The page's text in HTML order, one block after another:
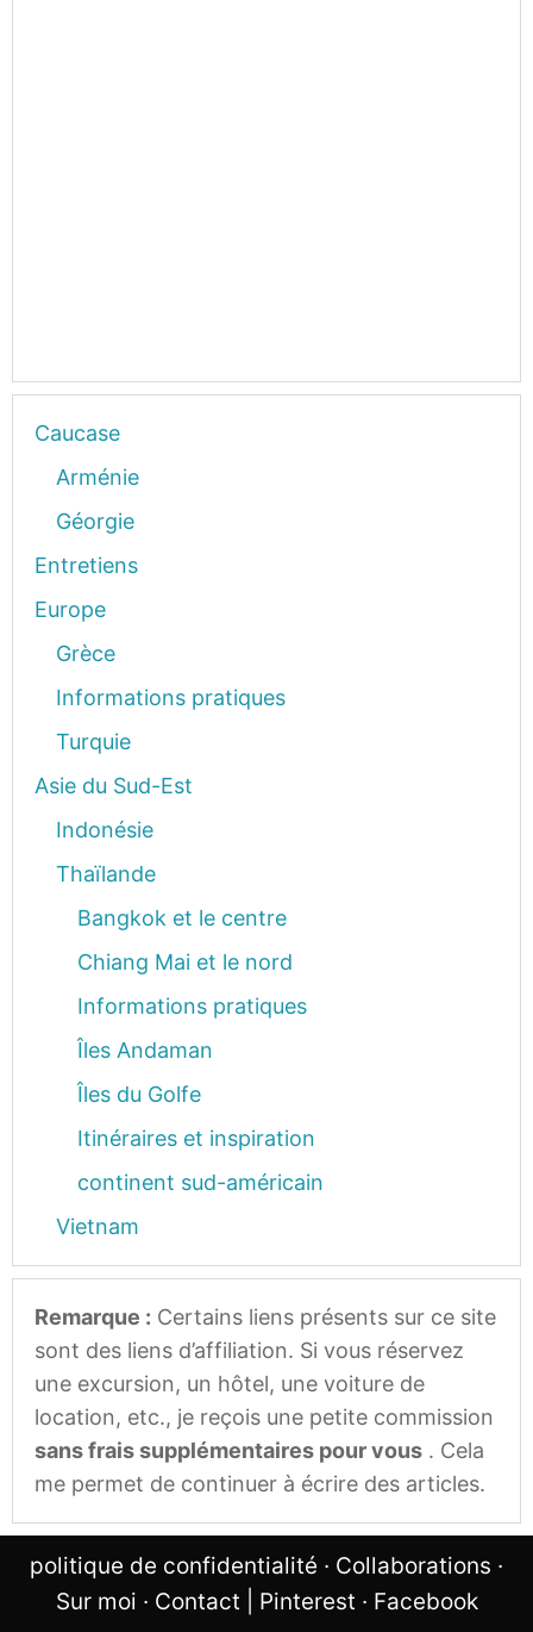
Caucase
Arménie
Géorgie
Entretiens
Europe
Grèce
Informations pratiques
Turquie
Asie du Sud-Est
Indonésie
Thaïlande
Bangkok et le centre
Chiang Mai et le nord
Informations pratiques
Îles Andaman
Îles du Golfe
Itinéraires et inspiration
continent sud-américain
Vietnam
Remarque : Certains liens présents sur ce site
sont des liens d’affiliation. Si vous réservez
une excursion, un hôtel, une voiture de
location, etc., je reçois une petite commission
sans frais supplémentaires pour vous . Cela
me permet de continuer à écrire des articles.
politique de confidentialité · Collaborations ·
Sur moi · Contact Pinterest · Facebook